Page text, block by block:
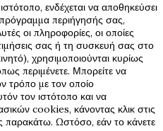
ενδέχεται να αποθηκεύσει
περιήγησής σας,
οι πληροφορίες, οι οποίες
σας ή τη συσκευή σας στο
χρησιμοποιούνται κυρίως
περιμένετε. Μπορείτε να
τρόπο με τον οποίο
τον ιστότοπο και να
cookies, κάνοντας κλικ στις
παρακάτω. Ωστόσο, εάν το κάνετε